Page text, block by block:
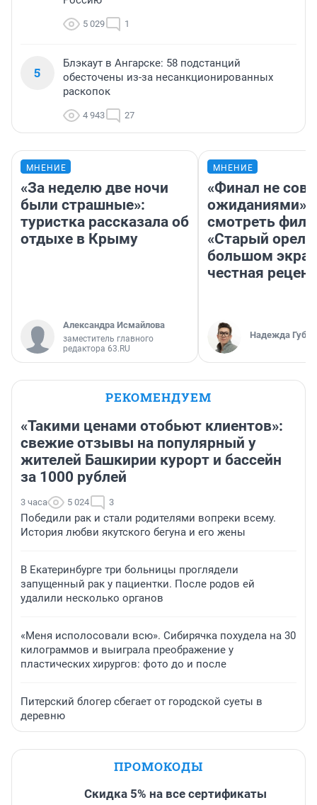
5 029 1
5
Блэкаут в Ангарске: 58 подстанций
обесточены из-за несанкционированных
раскопок
4 943 27
МНЕНИЕ
«За неделю две ночи
были страшные»:
туристка рассказала об
отдыхе в Крыму
Александра Исмайлова
заместитель главного
редактора 63.RU
МНЕНИЕ
«Финал не
ожиданиями»:
смотреть
«Старый орел»
большом
честная
Надежда
РЕКОМЕНДУЕМ
«Такими ценами отобьют клиентов»:
свежие отзывы на популярный у
жителей Башкирии курорт и бассейн
за 1000 рублей
3 часа 5 024 3
Победили рак и стали родителями вопреки всему.
История любви якутского бегуна и его жены
В Екатеринбурге три больницы проглядели
запущенный рак у пациентки. После родов ей
удалили несколько органов
«Меня исполосовали всю». Сибирячка похудела на 30
килограммов и выиграла преображение у
пластических хирургов: фото до и после
Питерский блогер сбегает от городской суеты в
деревню
ПРОМОКОДЫ
Скидка 5% на все сертификаты